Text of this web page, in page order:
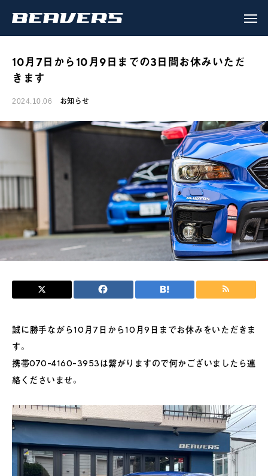
10月7日から10月9日までの3日間お休みいただ
きます
2024.10.06 お知らせ
誠に勝手ながら10月7日から10月9日までお休みをいただきま
す。
携帯070-4160-3953は繋がりますので何かございましたら連
絡くださいませ。